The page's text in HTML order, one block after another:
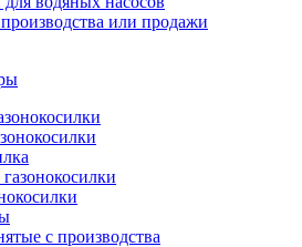
или продажи
с производства